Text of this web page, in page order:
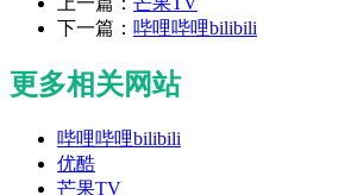
下一篇： 哔哩哔哩bilibili
更多相关网站
哔哩哔哩bilibili
优酷
芒果TV